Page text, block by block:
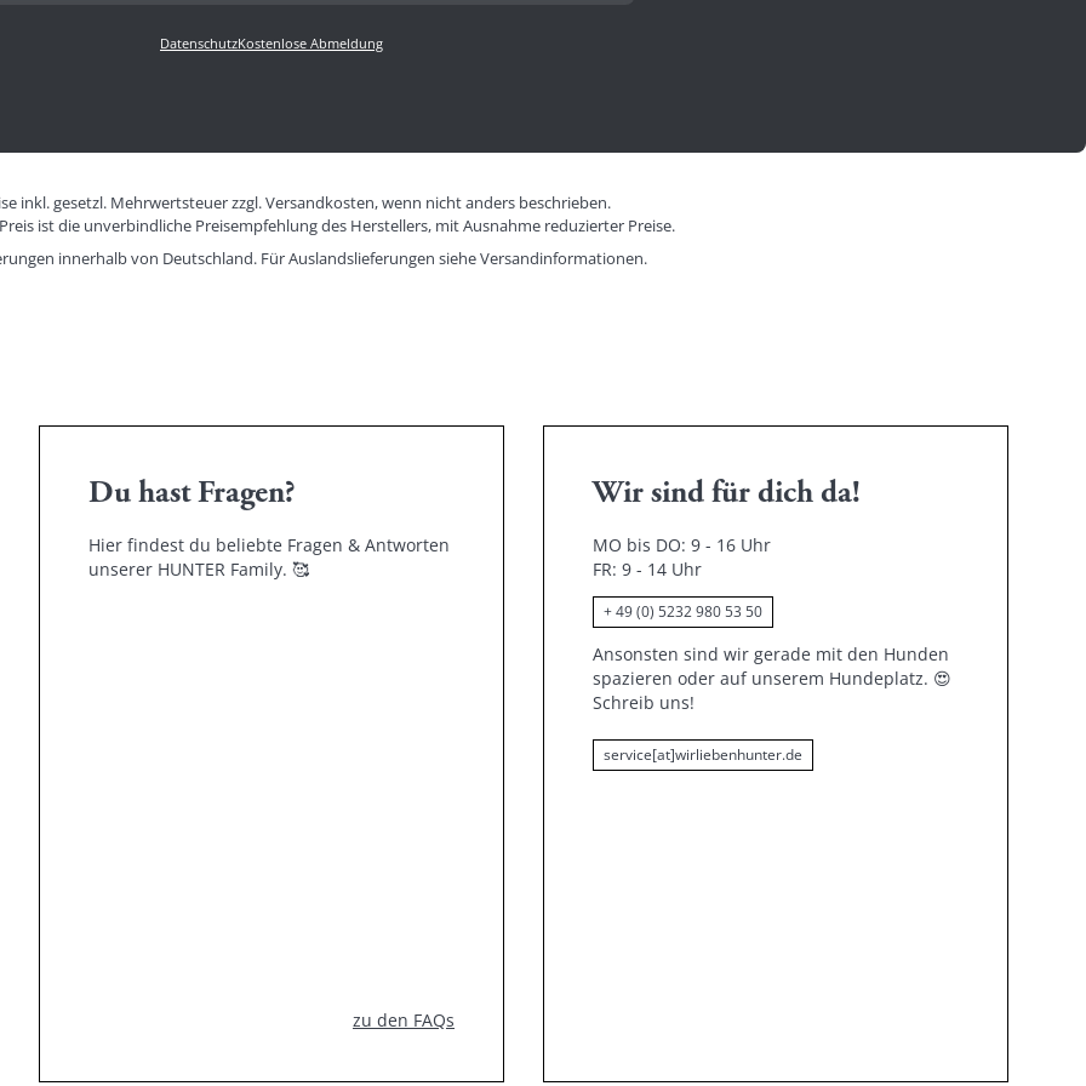
DatenschutzKostenlose Abmeldung
inkl. gesetzl. Mehrwertsteuer zzgl. Versandkosten, wenn nicht anders beschrieben.
ist die unverbindliche Preisempfehlung des Herstellers, mit Ausnahme reduzierter Preise.
innerhalb von Deutschland. Für Auslandslieferungen sieheVersandinformationen.
Du hast Fragen?
Hier findest du beliebte Fragen & Antworten
unserer HUNTER Family. 🥰
zu den FAQs
Wir sind für dich da!
MO bis DO: 9 - 16 Uhr
FR: 9 - 14 Uhr
+ 49 (0) 5232 980 53 50
Ansonsten sind wir gerade mit den Hunden
spazieren oder auf unserem Hundeplatz. 😍
Schreib uns!
service[at]wirliebenhunter.de